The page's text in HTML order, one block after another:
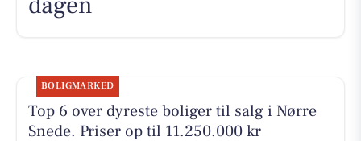
BOLIGMARKED
Top 6 over dyreste boliger til salg i Nørre
Snede. Priser op til 11.250.000 kr